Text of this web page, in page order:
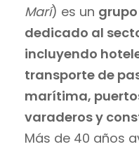
Marí) es un
dedicado al
incluyendo
transporte de
marítima,
varaderos y
Más de 40 años